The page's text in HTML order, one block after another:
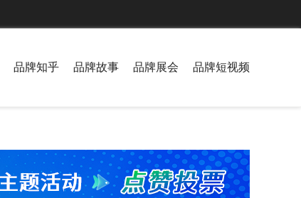
品牌知乎 品牌故事 品牌展会 品牌短视频